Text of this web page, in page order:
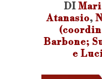
DI
Atanasio,
Barbone;
e